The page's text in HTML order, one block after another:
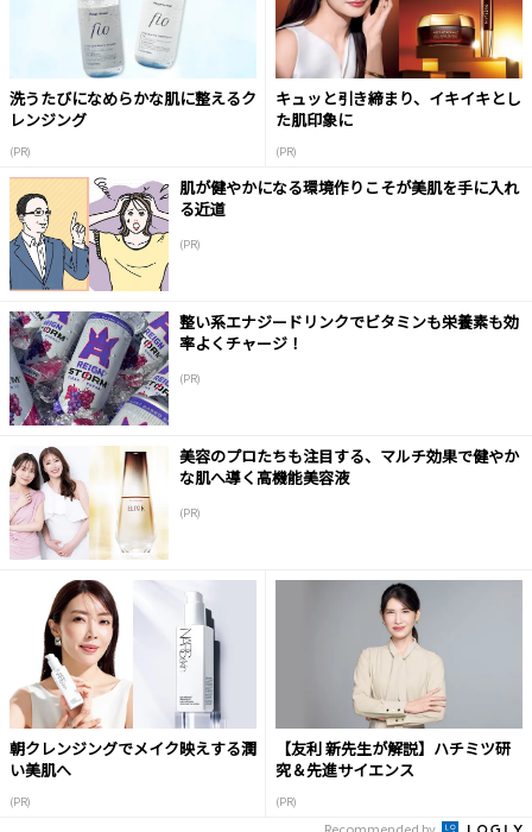
洗うたびになめらかな肌に整えるク
レンジング
(PR)
キュッと引き締まり、イキイキとし
た肌印象に
(PR)
肌が健やかになる環境作りこそが美肌を手に入れ
る近道
(PR)
整い系エナジードリンクでビタミンも栄養素も効
率よくチャージ！
(PR)
美容のプロたちも注目する、マルチ効果で健やか
な肌へ導く高機能美容液
(PR)
朝クレンジングでメイク映えする潤
い美肌へ
(PR)
【友利 新先生が解説】ハチミツ研
究＆先進サイエンス
(PR)